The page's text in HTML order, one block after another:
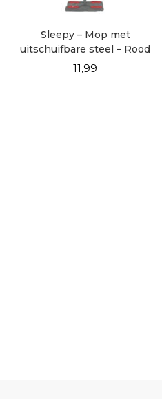
Sleepy – Mop met
uitschuifbare steel – Rood
11,99